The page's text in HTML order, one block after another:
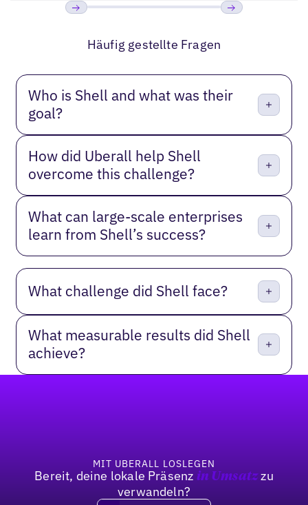
Häufig gestellte Fragen
Who is Shell and what was their
goal?
How did Uberall help Shell
overcome this challenge?
What can large-scale enterprises
learn from Shell’s success?
What challenge did Shell face?
What measurable results did Shell
achieve?
MIT UBERALL LOSLEGEN
Bereit, deine lokale Präsenz in Umsatzzu
verwandeln?